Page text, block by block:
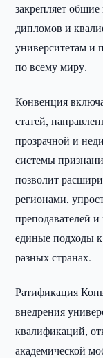
закрепляет
дипломов и
университетам и
по всему миру.
Конвенция
статей,
прозрачной и
системы
позволит
регионами,
преподавателей и
единые подходы
разных странах.
Ратификация
внедрения
квалификаций,
академической